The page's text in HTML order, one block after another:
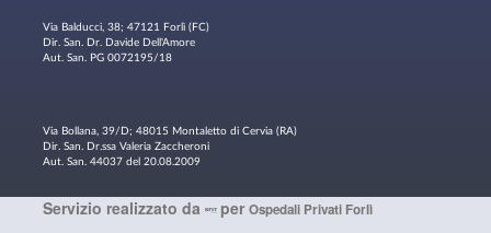
Via Balducci, 38; 47121 Forlì (FC)
Dir. San. Dr. Davide Dell'Amore
Aut. San. PG 0072195/18
Via Bollana, 39/D; 48015 Montaletto di Cervia (RA)
Dir. San. Dr.ssa Valeria Zaccheroni
Aut. San. 44037 del 20.08.2009
Servizio realizzato da per Ospedali Privati Forlì